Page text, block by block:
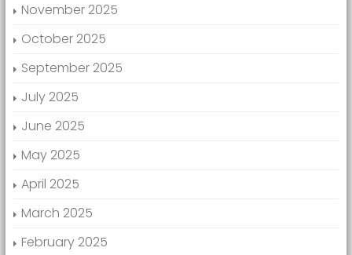
November 2025
October 2025
September 2025
July 2025
June 2025
May 2025
April 2025
March 2025
February 2025